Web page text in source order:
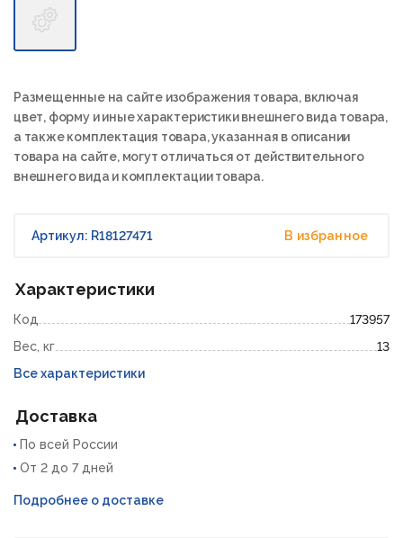
Размещенные на сайте изображения товара, включая
цвет, форму и иные характеристики внешнего вида товара,
а также комплектация товара, указанная в описании
товара на сайте, могут отличаться от действительного
внешнего вида и комплектации товара.
Артикул: R18127471 В избранное
Характеристики
Код
173957
Вес, кг
13
Все характеристики
Доставка
По всей России
От 2 до 7 дней
Подробнее о доставке